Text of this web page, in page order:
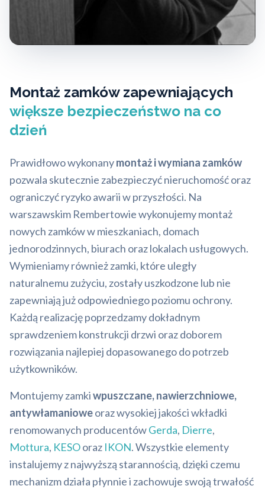
Montaż zamków zapewniających
większe bezpieczeństwo na co
dzień
Prawidłowo wykonanymontaż i wymiana zamków
pozwala skutecznie zabezpieczyć nieruchomość oraz
ograniczyć ryzyko awarii w przyszłości. Na
warszawskim Rembertowie wykonujemy montaż
nowych zamków w mieszkaniach, domach
jednorodzinnych, biurach oraz lokalach usługowych.
Wymieniamy również zamki, które uległy
naturalnemu zużyciu, zostały uszkodzone lub nie
zapewniają już odpowiedniego poziomu ochrony.
Każdą realizację poprzedzamy dokładnym
sprawdzeniem konstrukcji drzwi oraz doborem
rozwiązania najlepiej dopasowanego do potrzeb
użytkowników.
Montujemy zamkiwpuszczane, nawierzchniowe,
antywłamanioweoraz wysokiej jakości wkładki
renomowanych producentówGerda, Dierre,
Mottura, KESOoraz IKON. Wszystkie elementy
instalujemy z najwyższą starannością, dzięki czemu
mechanizm działa płynnie i zachowuje swoją trwałość